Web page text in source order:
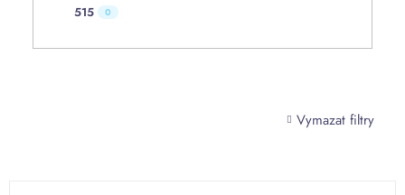
515 0
Vymazat filtry